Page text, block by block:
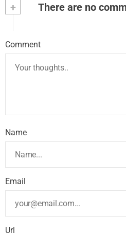
+ There are no
Comment
Name
Email
Url